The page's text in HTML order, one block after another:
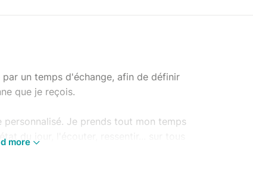
un temps d'échange, afin de définir
que je reçois.
Je prends tout mon temps
du jour, l'écouter, ressentir... sur tous
more